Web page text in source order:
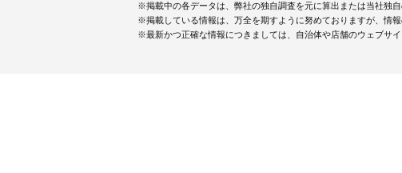
※掲載中の各データは、弊社の独自調査を元に算出または当社独
※掲載している情報は、万全を期すように努めておりますが、情
※最新かつ正確な情報につきましては、自治体や店舗のウェブサイ